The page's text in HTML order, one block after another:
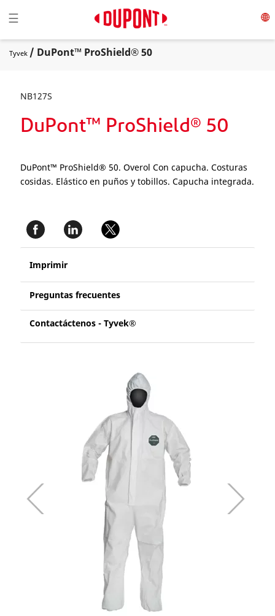
Toggle navigation
☰
Tyvek / DuPont™ ProShield® 50
NB127S
DuPont™ ProShield® 50
DuPont™ ProShield® 50. Overol Con capucha. Costuras
cosidas. Elástico en puños y tobillos. Capucha integrada.
Imprimir
Preguntas frecuentes
Contactáctenos - Tyvek®